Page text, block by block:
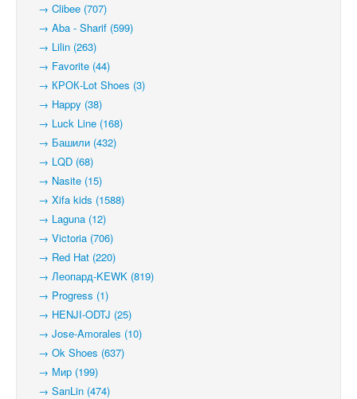
→ Clibee (707)
→ Aba - Sharif (599)
→ Lilin (263)
→ Favorite (44)
→ КРОК-Lot Shoes (3)
→ Happy (38)
→ Luck Line (168)
→ Башили (432)
→ LQD (68)
→ Nasite (15)
→ Xifa kids (1588)
→ Laguna (12)
→ Victoria (706)
→ Red Hat (220)
→ Леопард-KEWK (819)
→ Progress (1)
→ HENJI-ODTJ (25)
→ Jose-Amorales (10)
→ Ok Shoes (637)
→ Мир (199)
→ SanLin (474)